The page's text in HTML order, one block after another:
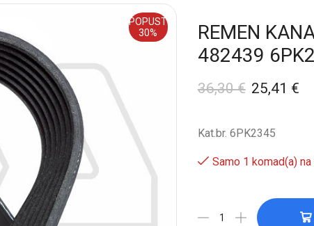
POPUST
30%
REMEN
482439
36,30€ 25,41 €
Kat.br. 6PK2345
Samo 1 komad(a)